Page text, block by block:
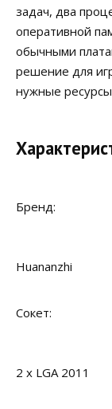
задач, два
оперативной
обычными
решение для
нужные
Бренд:
Huananzhi
Сокет:
2 x LGA 2011